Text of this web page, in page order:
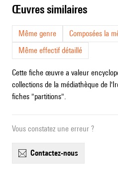
œuvres similaires
Même genre
Composées la
Même effectif détaillé
Cette fiche œuvre a valeur
collections de la médiathèque de
fiches "partitions".
Vous constatez une erreur ?
contactez-nous